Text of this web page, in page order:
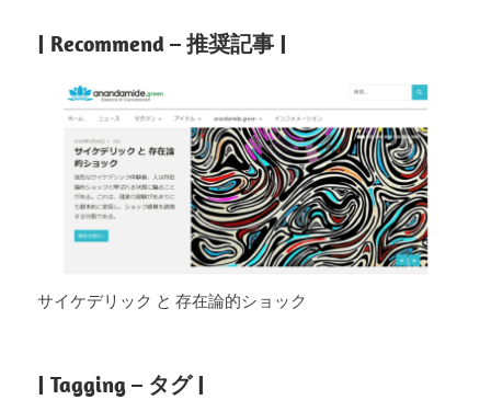
| Recommend – 推奨記事 |
サイケデリック と 存在論的ショック
| Tagging – タグ |